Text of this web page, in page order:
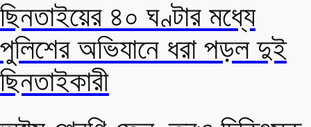
ছিনতাইয়ের ৪০ ঘণ্টার মধ্যে
পুলিশের অভিযানে ধরা পড়ল দুই
ছিনতাইকারী